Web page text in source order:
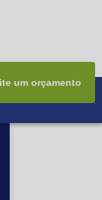
um orçamento